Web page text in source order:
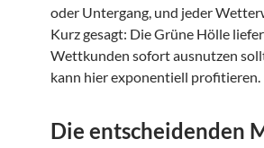
oder Untergang, und jeder
Kurz gesagt: Die Grüne Hölle
Wettkunden sofort ausnutzen
kann hier exponentiell profitieren.
Die entscheidenden